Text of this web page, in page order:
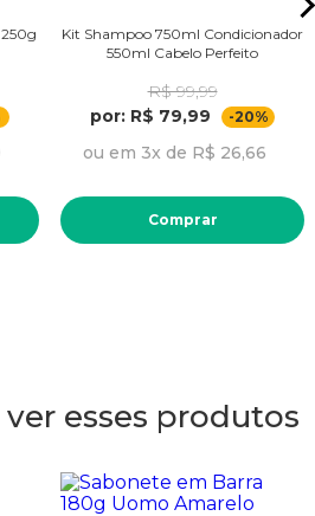
Kit Shampoo 750ml Condicionador
550ml Cabelo Perfeito
R$ 99,99
por: R$ 79,99
-20%
ou em 3x de R$ 26,66
Comprar
esses produtos